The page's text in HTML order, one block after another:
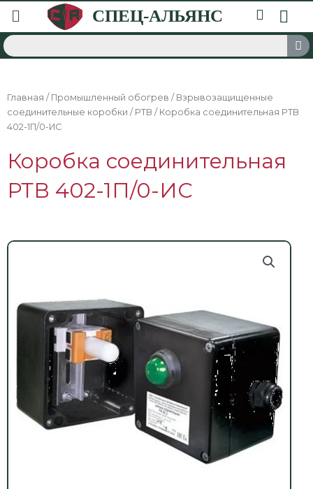
Главная / Промышленный обогрев / Взрывозащищенные
соединительные коробки / РТВ / Коробка соединительная РТВ
402-1П/0-ИС
Коробка соединительная
РТВ 402-1П/0-ИС